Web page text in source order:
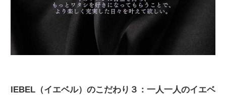
IEBEL（イエベル）のこだわり３：一人一人のイエベ